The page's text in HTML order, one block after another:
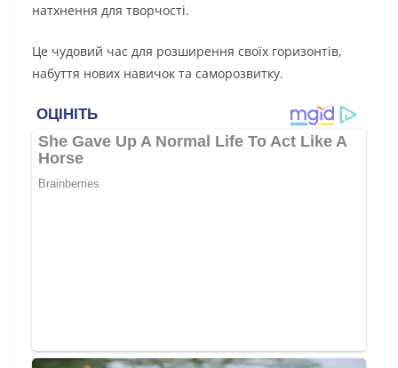
натхнення для творчості.
Це чудовий час для розширення своїх горизонтів,
набуття нових навичок та саморозвитку.